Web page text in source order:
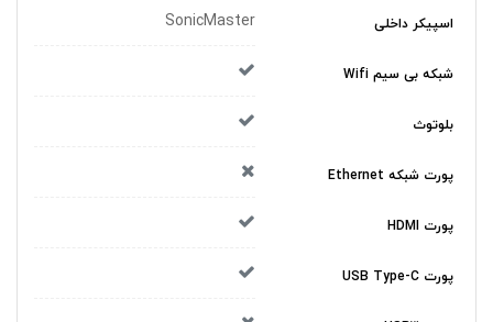
اسپیکر داخلی SonicMaster
شبکه بی سیم Wifi
بلوتوث
پورت شبکه Ethernet
پورت HDMI
پورت USB Type-C